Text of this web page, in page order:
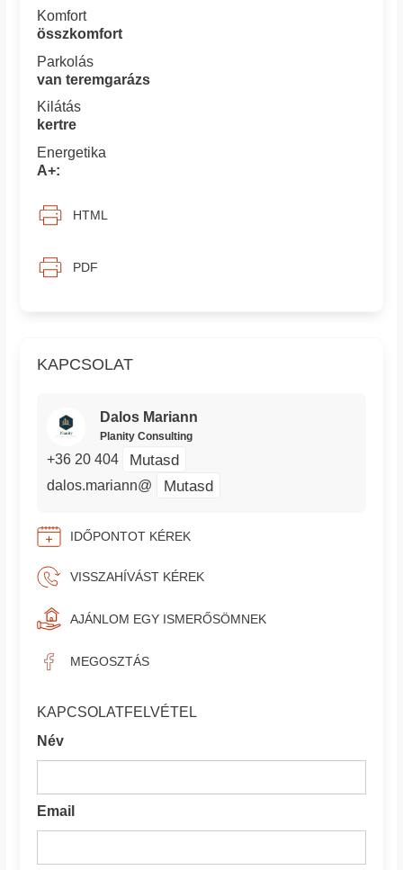
KAPCSOLAT
Dalos Mariann
Planity Consulting
+36 20 404 Mutasd
dalos.mariann@ Mutasd
IDŐPONTOT KÉREK
VISSZAHÍVÁST KÉREK
AJÁNLOM EGY ISMERŐSÖMNEK
MEGOSZTÁS
KAPCSOLATFELVÉTEL
Név
Email
Komfort
összkomfort
Parkolás
van teremgarázs
Kilátás
kertre
Energetika
A+:
HTML
PDF